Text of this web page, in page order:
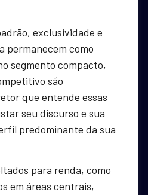
exclusividade e
permanecem como
segmento compacto,
são
que entende essas
seu discurso e sua
predominante da sua
para renda, como
em áreas centrais,